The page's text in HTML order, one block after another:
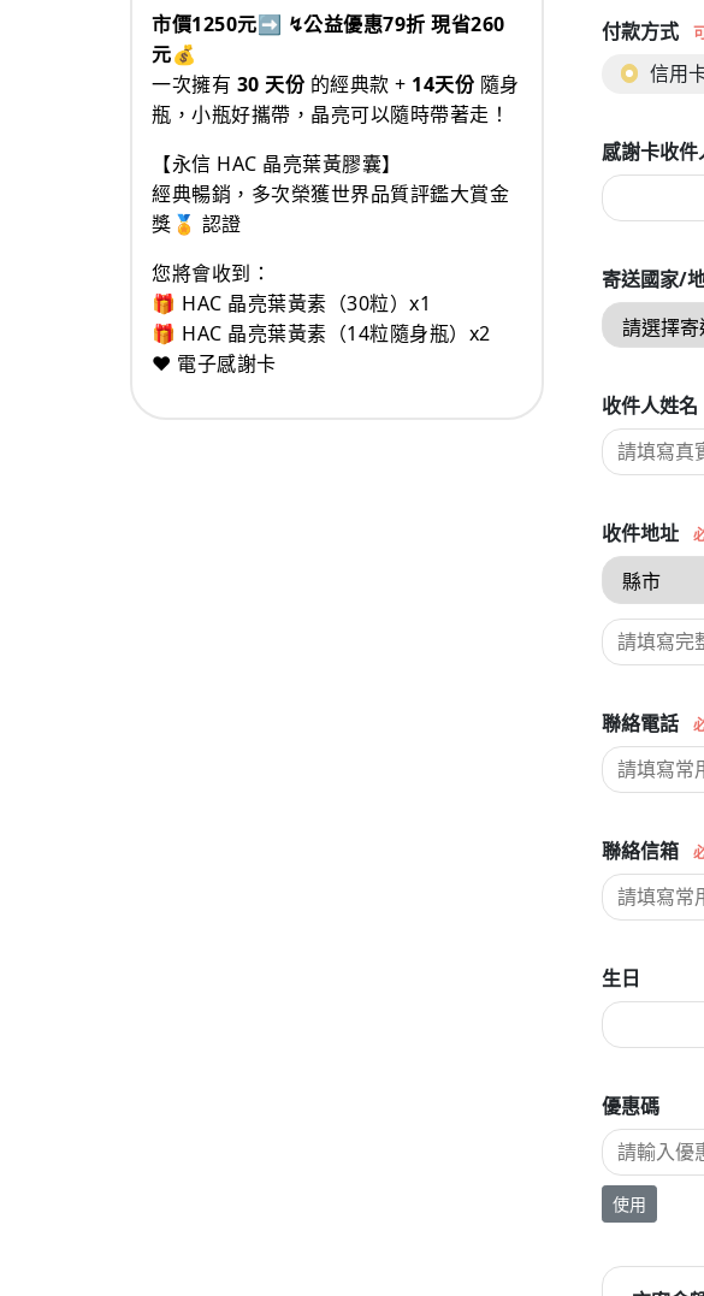
市價1250元➡ ↯公益優惠79折 現省260
元💰
一次擁有 30 天份 的經典款 + 14天份 隨身
瓶，小瓶好攜帶，晶亮可以隨時帶著走！
【永信 HAC 晶亮葉黃膠囊】
經典暢銷，多次榮獲世界品質評鑑大賞金
獎🏅 認證
您將會收到：
🎁 HAC 晶亮葉黃素（30粒）x1
🎁 HAC 晶亮葉黃素（14粒隨身瓶）x2
❤️ 電子感謝卡
付款方式
信用
感謝卡收件
寄送國家/
收件人姓名
收件地址
聯絡電話
聯絡信箱
生日
優惠碼
使用